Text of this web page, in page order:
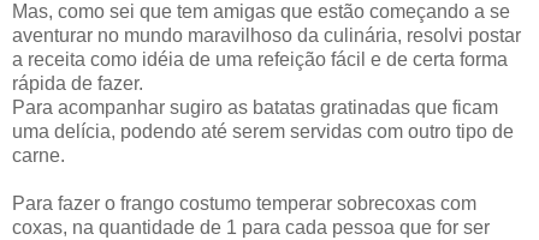
Mas, como sei que tem amigas que estão começando a se
aventurar no mundo maravilhoso da culinária, resolvi postar
a receita como idéia de uma refeição fácil e de certa forma
rápida de fazer.
Para acompanhar sugiro as batatas gratinadas que ficam
uma delícia, podendo até serem servidas com outro tipo de
carne.
Para fazer o frango costumo temperar sobrecoxas com
coxas, na quantidade de 1 para cada pessoa que for ser